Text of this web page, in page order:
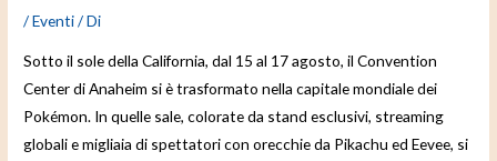
/Eventi/ Di
Sotto il sole della California, dal 15 al 17 agosto, il Convention
Center di Anaheim si è trasformato nella capitale mondiale dei
Pokémon. In quelle sale, colorate da stand esclusivi, streaming
globali e migliaia di spettatori con orecchie da Pikachu ed Eevee, si